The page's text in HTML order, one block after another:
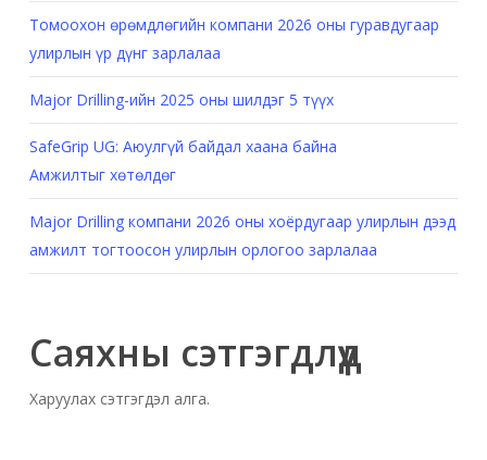
Томоохон өрөмдлөгийн компани 2026 оны гуравдугаар
улирлын үр дүнг зарлалаа
Major Drilling-ийн 2025 оны шилдэг 5 түүх
SafeGrip UG: Аюулгүй байдал хаана байна
Амжилтыг хөтөлдөг
Major Drilling компани 2026 оны хоёрдугаар улирлын дээд
амжилт тогтоосон улирлын орлогоо зарлалаа
Саяхны сэтгэгдлүүд
Харуулах сэтгэгдэл алга.